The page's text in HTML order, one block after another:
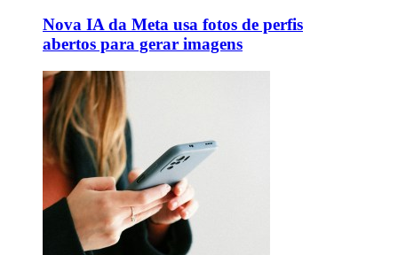
Nova IA da Meta usa fotos de perfis
abertos para gerar imagens